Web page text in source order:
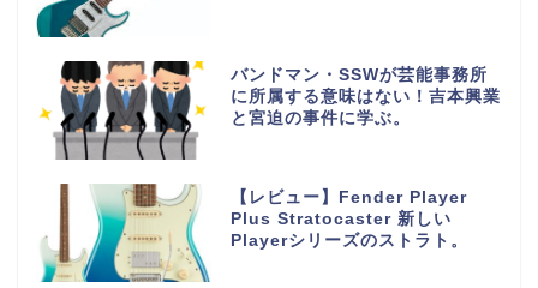
バンドマン・SSWが芸能事務所
に所属する意味はない！吉本興業
と宮迫の事件に学ぶ。
【レビュー】Fender Player
Plus Stratocaster 新しい
Playerシリーズのストラト。